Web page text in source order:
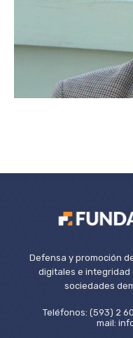
Defensa y promoción
digitales e
sociedades
Teléfonos: (593) 2
mail: